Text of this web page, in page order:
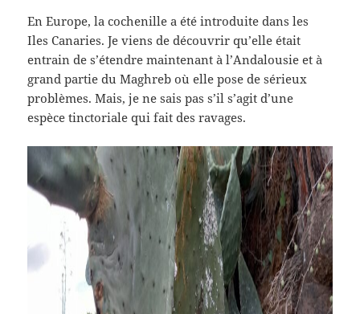
En Europe, la cochenille a été introduite dans les
Iles Canaries. Je viens de découvrir qu’elle était
entrain de s’étendre maintenant à l’Andalousie et à
grand partie du Maghreb où elle pose de sérieux
problèmes. Mais, je ne sais pas s’il s’agit d’une
espèce tinctoriale qui fait des ravages.